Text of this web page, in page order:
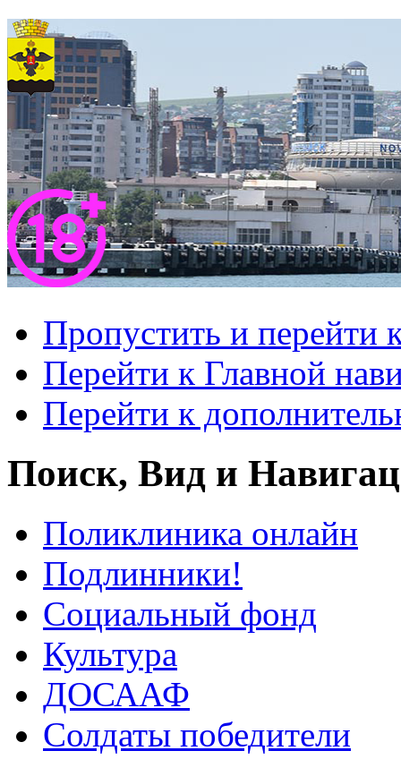
Пропустить и перейти
Перейти к Главной
Перейти к
Поиск, Вид и
Поликлиника онлайн
Подлинники!
Социальный фонд
Культура
ДОСААФ
Солдаты победители